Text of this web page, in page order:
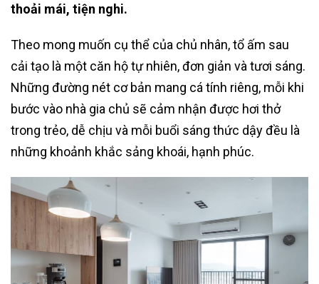
thoải mái, tiện nghi.
Theo mong muốn cụ thể của chủ nhân, tổ ấm sau
cải tạo là một căn hộ tự nhiên, đơn giản và tươi sáng.
Những đường nét cơ bản mang cá tính riêng, mỗi khi
bước vào nhà gia chủ sẽ cảm nhận được hơi thở
trong trẻo, dễ chịu và mỗi buổi sáng thức dậy đều là
những khoảnh khắc sảng khoái, hạnh phúc.